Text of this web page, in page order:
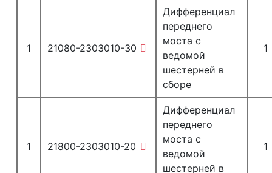
1 21080-2303010-30
Дифференциал
переднего
моста с
ведомой
шестерней в
сборе
1
1 21800-2303010-20
Дифференциал
переднего
моста с
ведомой
шестерней в
1